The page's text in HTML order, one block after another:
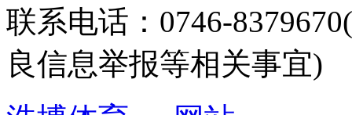
联系电话：0746-
良信息举报等相关事宜)